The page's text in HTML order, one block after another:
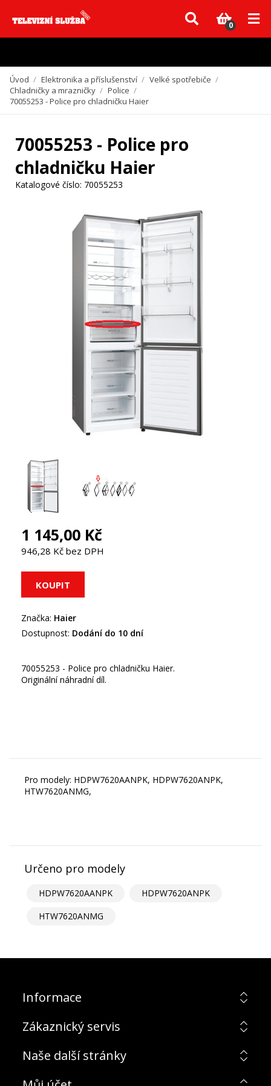
Vzhledem k aktuální situaci se může dodání dílů, které nejsou skladem,
zpozdit. Děkujeme za pochopení.
0
Úvod / Elektronika a příslušenství / Velké spotřebiče /
Chladničky a mrazničky / Police /
70055253 - Police pro chladničku Haier
70055253 - Police pro
chladničku Haier
Katalogové číslo: 70055253
1 145,00 Kč
946,28 Kč bez DPH
Značka: Haier
Dostupnost: Dodání do 10 dní
70055253 - Police pro chladničku Haier.
Originální náhradní díl.
Pro modely: HDPW7620AANPK, HDPW7620ANPK,
HTW7620ANMG,
Určeno pro modely
HDPW7620AANPK
HDPW7620ANPK
HTW7620ANMG
Informace
Zákaznický servis
Naše další stránky